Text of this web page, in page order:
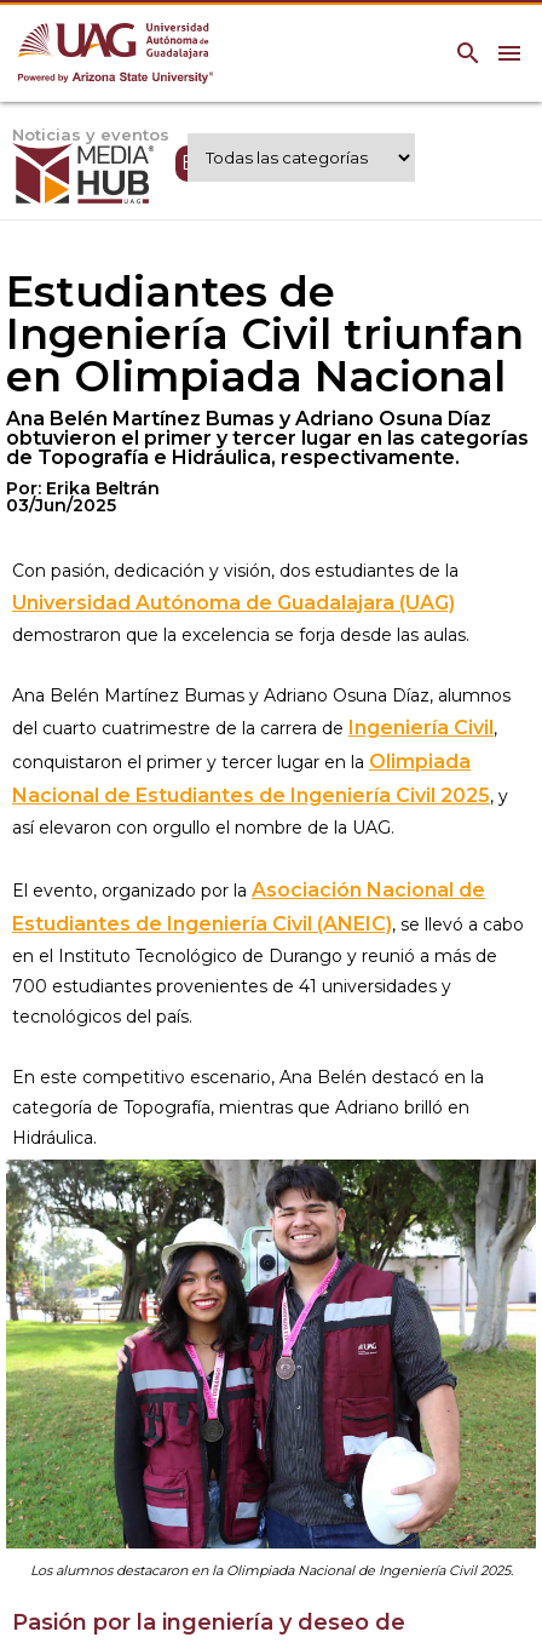
menu
search
Noticias y eventos
Expertos UAG
Estudiantes de
Ingeniería Civil triunfan
en Olimpiada Nacional
Ana Belén Martínez Bumas y Adriano Osuna Díaz
obtuvieron el primer y tercer lugar en las categorías
de Topografía e Hidráulica, respectivamente.
Por: Erika Beltrán
03/Jun/2025
Con pasión, dedicación y visión, dos estudiantes de la
Universidad Autónoma de Guadalajara (UAG)
demostraron que la excelencia se forja desde las aulas.
Ana Belén Martínez Bumas y Adriano Osuna Díaz, alumnos
del cuarto cuatrimestre de la carrera de Ingeniería Civil,
conquistaron el primer y tercer lugar en la Olimpiada
Nacional de Estudiantes de Ingeniería Civil 2025, y
así elevaron con orgullo el nombre de la UAG.
El evento, organizado por la Asociación Nacional de
Estudiantes de Ingeniería Civil (ANEIC), se llevó a cabo
en el Instituto Tecnológico de Durango y reunió a más de
700 estudiantes provenientes de 41 universidades y
tecnológicos del país.
En este competitivo escenario, Ana Belén destacó en la
categoría de Topografía, mientras que Adriano brilló en
Hidráulica.
Los alumnos destacaron en la Olimpiada Nacional de Ingeniería Civil 2025.
Pasión por la ingeniería y deseo de